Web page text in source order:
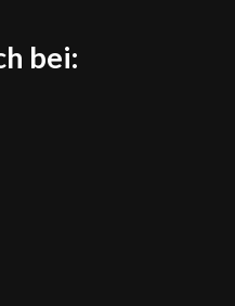
bei: